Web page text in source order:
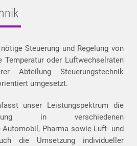
Steuerung und Regelung von
Temperatur oder Luftwechselraten
Abteilung Steuerungstechnik
umgesetzt.
unser Leistungspektrum die
in verschiedenen
Automobil, Pharma sowie Luft- und
die Umsetzung individueller